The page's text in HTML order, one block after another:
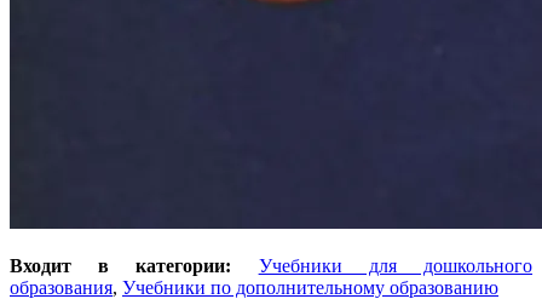
Входит в категории:
Учебники для дошкольного
образования, Учебники по дополнительному образованию